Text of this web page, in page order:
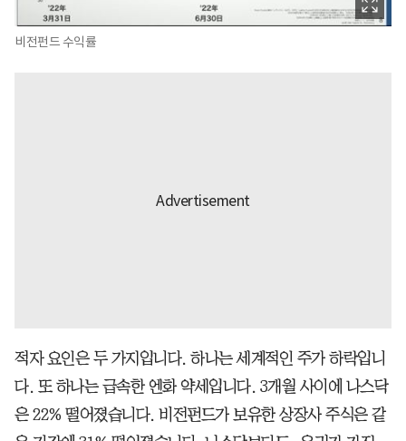
비전펀드 수익률
적자 요인은 두 가지입니다. 하나는 세계적인 주가 하락입니
다. 또 하나는 급속한 엔화 약세입니다. 3개월 사이에 나스닥
은 22% 떨어졌습니다. 비전펀드가 보유한 상장사 주식은 같